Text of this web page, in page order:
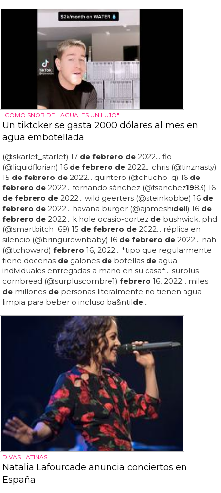
"COMO SNOB DEL AGUA, ES UN LUJO"
Un tiktoker se gasta 2000 dólares al mes en
agua embotellada
(@skarlet_starlet) 17 de febrero de 2022... flo
(@liquidflorian) 16 de febrero de 2022... chris (@tinznasty)
15 de febrero de 2022... quintero (@chucho_q) 16 de
febrero de 2022... fernando sánchez (@fsanchez1983) 16
de febrero de 2022... wild geerters (@steinkobbe) 16 de
febrero de 2022... havana burger (@ajameshidell) 16 de
febrero de 2022... k hole ocasio-cortez de bushwick, phd
(@smartbitch_69) 15 de febrero de 2022... réplica en
silencio (@bringurownbaby) 16 de febrero de 2022... nah
(@tchoward) febrero 16, 2022... *tipo que regularmente
tiene docenas de galones de botellas de agua
individuales entregadas a mano en su casa*... surplus
cornbread (@surpluscornbre1) febrero 16, 2022... miles
de millones de personas literalmente no tienen agua
limpia para beber o incluso ba&ntilde...
DIVAS LATINAS
Natalia Lafourcade anuncia conciertos en
España